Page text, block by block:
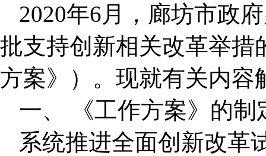
2020年6月，廊坊市政
批支持创新相关改革举措
方案》）。现就有关内容
一、 《工作方案》的制
系统推进全面创新改革